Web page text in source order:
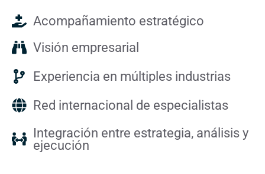
Acompañamiento estratégico
Visión empresarial
Experiencia en múltiples industrias
Red internacional de especialistas
Integración entre estrategia, análisis y
ejecución